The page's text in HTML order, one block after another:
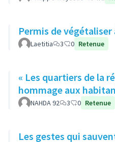
Permis de
Laetitia 3 0 Retenue
« Les quartiers de la
hommage aux
NAHDA 92 3 0 Retenue
Les gestes qui